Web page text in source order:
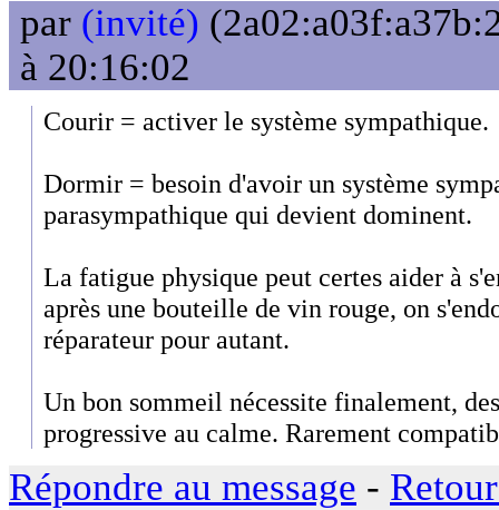
par (invité)
à 20:16:02
Courir = activer le système sympathique.
Dormir = besoin d'avoir un système
parasympathique qui devient dominent.
La fatigue physique peut certes aider à
après une bouteille de vin rouge, on
réparateur pour autant.
Un bon sommeil nécessite finalement,
progressive au calme. Rarement
Répondre au message -